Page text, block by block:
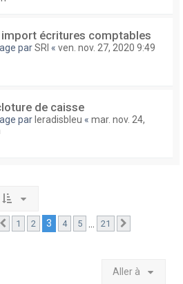
écritures comptables
parSRI « ven. nov. 27, 2020 9:49
de caisse
par leradisbleu « mar. nov. 24,
sur21
Précédente
1 2 3 4 5 21
Aller à